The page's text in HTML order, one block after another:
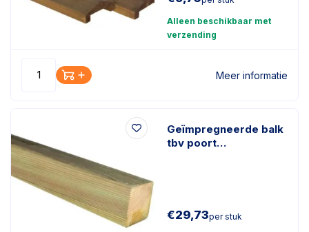
Alleen beschikbaar met
verzending
Meer informatie
Geïmpregneerde balk
tbv poort
€29,73per stuk